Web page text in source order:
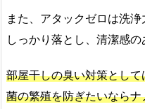
また、アタックゼロは洗
しっかり落とし、清潔感の
部屋干しの臭い対策とし
菌の繁殖を防ぎたいなら